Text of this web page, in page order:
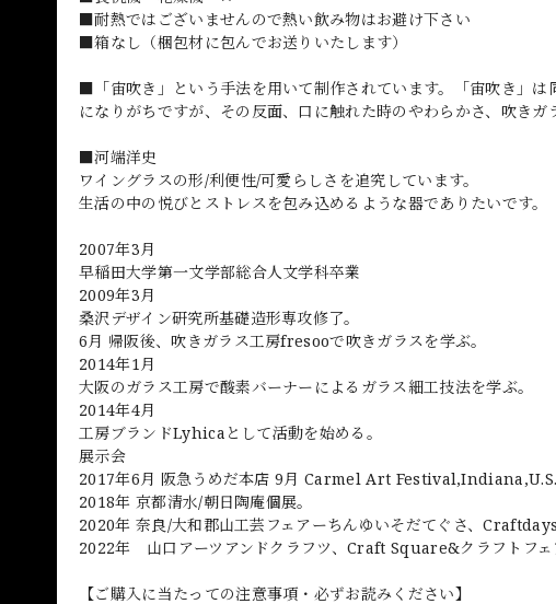
■耐熱ではございませんので熱い飲み物はお避け下さい
■箱なし（梱包材に包んでお送りいたします）
■「宙吹き」という手法を用いて制作されています。「宙吹き」
になりがちですが、その反面、口に触れた時のやわらかさ、吹きガ
■河端洋史
ワイングラスの形/利便性/可愛らしさを追究しています。
生活の中の悦びとストレスを包み込めるような器でありたいです。
2007年3月
早稲田大学第一文学部総合人文学科卒業
2009年3月
桑沢デザイン研究所基礎造形専攻修了。
6月 帰阪後、吹きガラス工房fresooで吹きガラスを学ぶ。
2014年1月
大阪のガラス工房で酸素バーナーによるガラス細工技法を学ぶ。
2014年4月
工房ブランドLyhicaとして活動を始める。
展示会
2017年6月 阪急うめだ本店 9月 Carmel Art Festival,Indiana,U.S.
2018年 京都清水/朝日陶庵個展。
2020年 奈良/大和郡山工芸フェアーちんゆいそだてぐさ、
2022年 山口アーツアンドクラフツ、Craft Square&クラフトフェ
【ご購入に当たっての注意事項・必ずお読みください】